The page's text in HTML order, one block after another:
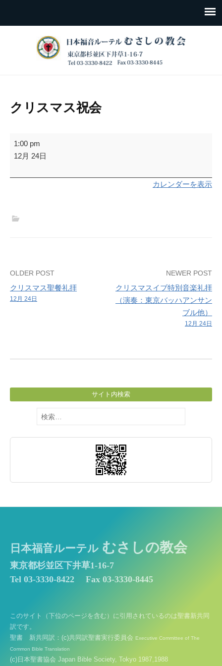
クリスマス祝会
ク
リ
マ
1:00 pm
12月 24日
カレンダーを表示
Post
navigation
OLDER POST
クリスマス聖餐礼拝
12月 24日
NEWER POST
クリスマスイブ特別音楽礼拝
（演奏：東京バッハアンサン
ブル他）
12月 24日
サイト内検索
検
索:
日本福音ルーテル むさしの教会
東京都杉並区下井草1-16-7
Tel 03-3330-8422
Fax 03-3330-8445
このサイト（下位のページを含む）に引用されているのは聖書新共同
訳です。
聖書 新共同訳：(c)共同訳聖書実行委員会 Executive Committee of The
Common Bible Translation
(c)日本聖書協会 Japan Bible Society, Tokyo 1987,1988